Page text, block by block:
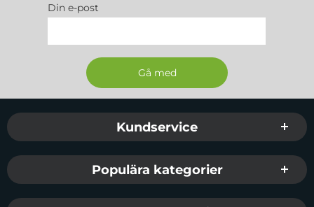
Din e-post
Sidfot Blandad info och länkar
Kundservice
Populära kategorier